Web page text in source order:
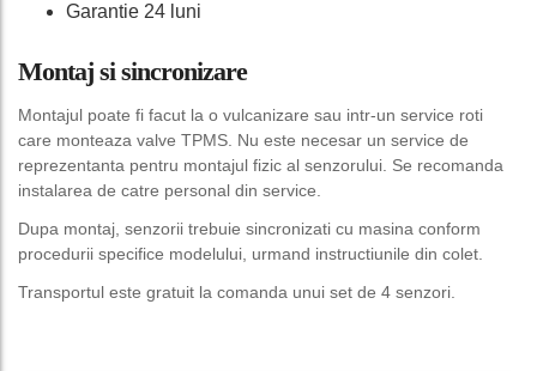
Garantie 24 luni
Montaj si sincronizare
Montajul poate fi facut la o vulcanizare sau intr-un service roti
care monteaza valve TPMS. Nu este necesar un service de
reprezentanta pentru montajul fizic al senzorului. Se recomanda
instalarea de catre personal din service.
Dupa montaj, senzorii trebuie sincronizati cu masina conform
procedurii specifice modelului, urmand instructiunile din colet.
Transportul este gratuit la comanda unui set de 4 senzori.